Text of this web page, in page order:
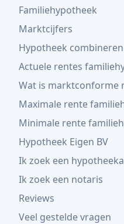
Familiehypotheek
Marktcijfers
Hypotheek
Actuele rentes
Wat is marktconforme
Maximale rente
Minimale rente
Hypotheek Eigen BV
Ik zoek een
Ik zoek een notaris
Reviews
Veel gestelde vragen